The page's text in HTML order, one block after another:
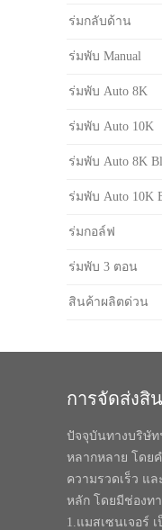
ร่มกลับด้าน
ร่มพับ Manual
ร่มพับ Auto 8K
ร่มพับ Auto 10K
ร่มพับ Auto 8K
ร่มพับ Auto 10K
ร่มกอล์ฟ
ร่มพับ 3 ตอน
สินค้าผลิตด่วน
การจัดส่งสิ
ปัจจุบันทางบริษั
หลากหลาย โดย
ความรวดเร็ว แ
หลัก โดยมีช่องท
1.แมสเซนเจอร์